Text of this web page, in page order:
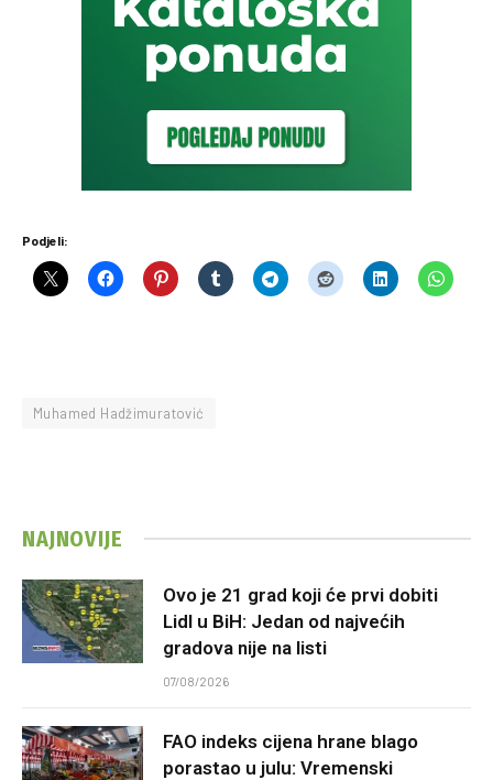
Podjeli:
Muhamed Hadžimuratović
NAJNOVIJE
Ovo je 21 grad koji će prvi dobiti
Lidl u BiH: Jedan od najvećih
gradova nije na listi
07/08/2026
FAO indeks cijena hrane blago
porastao u julu: Vremenski